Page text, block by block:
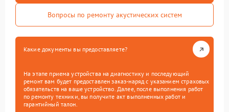
Вопросы по ремонту акустических систем
Какие документы вы предоставляете?
На этапе приема устройства на диагностику и последующий
ремонт вам будет предоставлен заказ-наряд с указанием страховых
обязательств на ваше устройство. Далее, после выполнения работ
по ремонту техники, вы получите акт выполненных работ и
гарантийный талон.